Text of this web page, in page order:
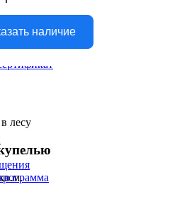
Бэмби Лэнд
лесу